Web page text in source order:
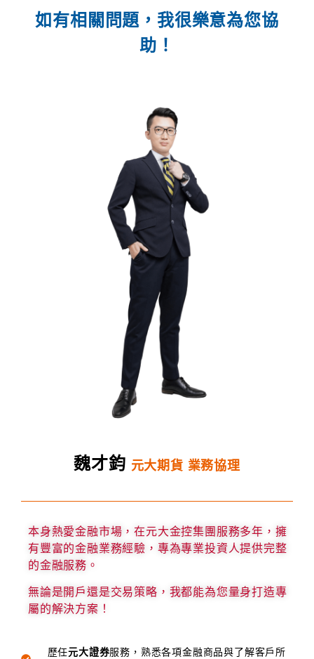
如有相關問題，我很樂意為您協
助！
魏才鈞 元大期貨 業務協理
本身熱愛金融市場，在元大金控集團服務多年，擁
有豐富的金融業務經驗，專為專業投資人提供完整
的金融服務。
無論是開戶還是交易策略，我都能為您量身打造專
屬的解決方案！
歷任元大證券服務，熟悉各項金融商品與了解客戶所